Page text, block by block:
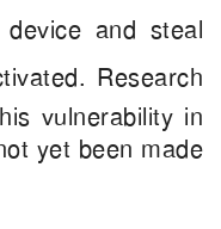
and steal
Research
vulnerability in
yet been made